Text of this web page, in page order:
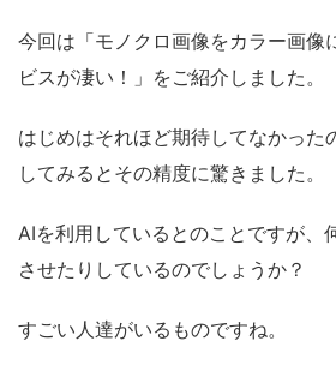
今回は「モノクロ画像をカラー画像
ビスが凄い！」をご紹介しました。
はじめはそれほど期待してなかった
してみるとその精度に驚きました。
AIを利用しているとのことですが、
させたりしているのでしょうか？
すごい人達がいるものですね。